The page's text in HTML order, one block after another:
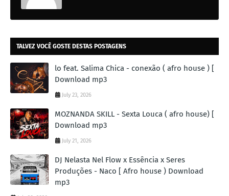
TALVEZ VOCÊ GOSTE DESTAS POSTAGENS
lo feat. Salima Chica - conexão ( afro house ) [
Download mp3
July 23, 2026
MOZNANDA SKILL - Sexta Louca ( afro house) [
Download mp3
July 21, 2026
DJ Nelasta Nel Flow x Essência x Seres
Produções - Naco [ Afro house ) Download
mp3